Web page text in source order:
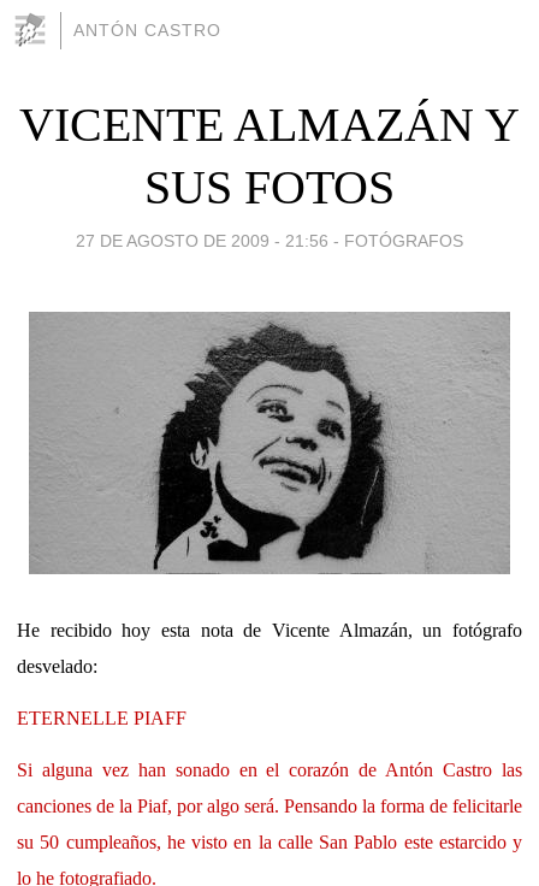
ANTÓN CASTRO
VICENTE ALMAZÁN Y
SUS FOTOS
27 DE AGOSTO DE 2009 - 21:56 - FOTÓGRAFOS
He recibido hoy esta nota de Vicente Almazán, un fotógrafo
desvelado:
ETERNELLE PIAFF
Si alguna vez han sonado en el corazón de Antón Castro las
canciones de la Piaf, por algo será. Pensando la forma de felicitarle
su 50 cumpleaños, he visto en la calle San Pablo este estarcido y
lo he fotografiado.